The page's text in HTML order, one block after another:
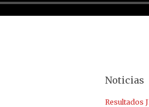
Noticias
Resultados